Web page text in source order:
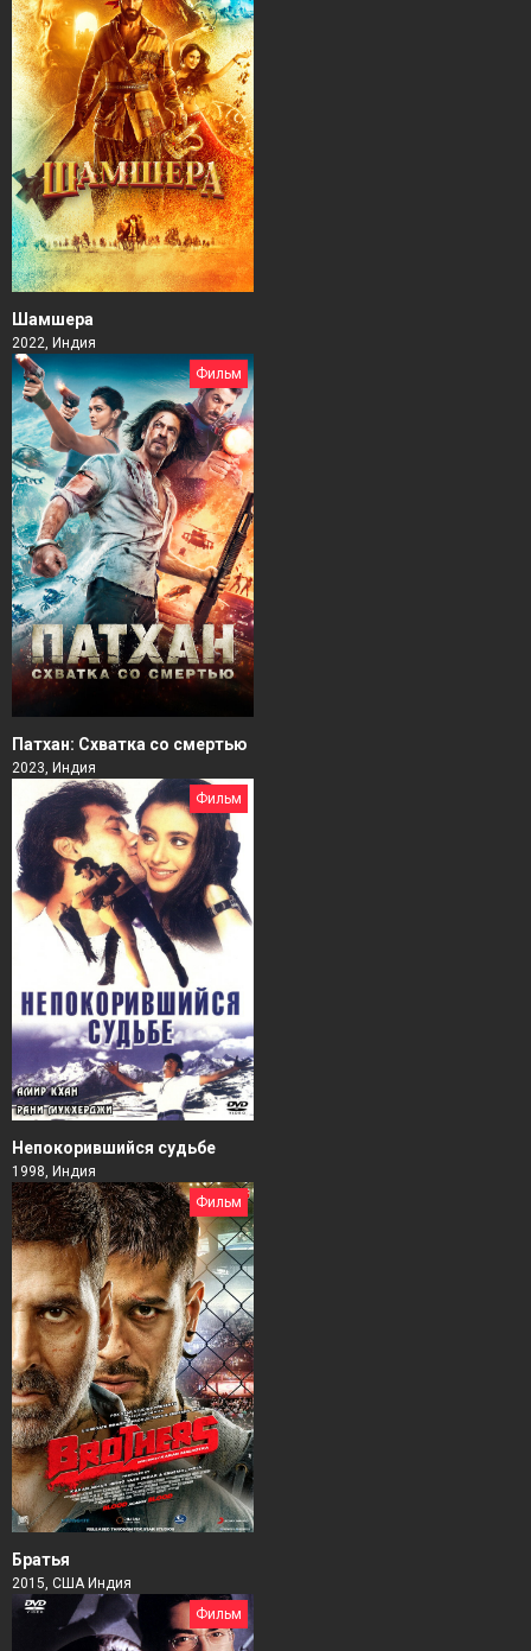
Шамшера
2022, Индия
Фильм
Патхан: Схватка со смертью
2023, Индия
Фильм
Непокорившийся судьбе
1998, Индия
Фильм
Братья
2015, США Индия
Фильм